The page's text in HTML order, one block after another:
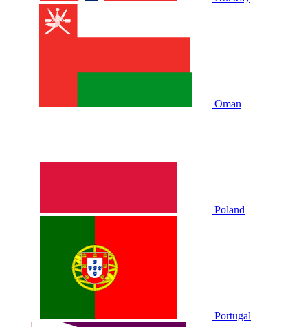
Oman
Poland
Portugal